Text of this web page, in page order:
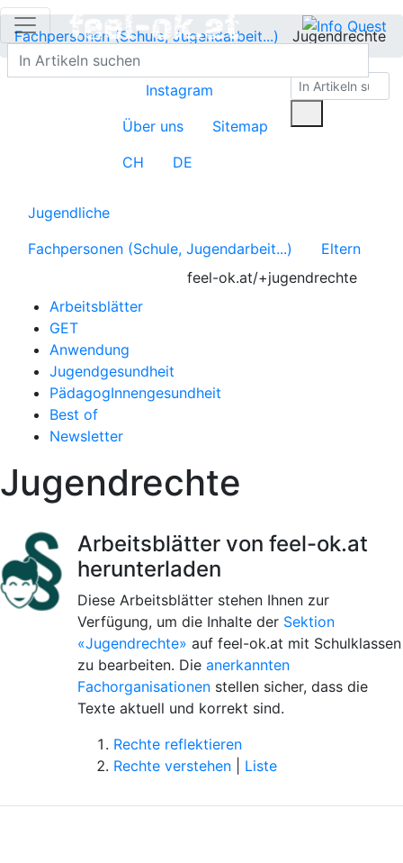
Fachpersonen (Schule, Jugendarbeit...) Jugendrechte
Instagram
Über uns
Sitemap
CH
DE
Jugendliche
Fachpersonen (Schule, Jugendarbeit...)
Eltern
feel-ok.at/+jugendrechte
Arbeitsblätter
GET
Anwendung
Jugendgesundheit
PädagogInnengesundheit
Best of
Newsletter
Jugendrechte
Arbeitsblätter von feel-ok.at
herunterladen
Diese Arbeitsblätter stehen Ihnen zur
Verfügung, um die Inhalte der Sektion
«Jugendrechte» auf feel-ok.at mit Schulklassen
zu bearbeiten. Die anerkannten
Fachorganisationen stellen sicher, dass die
Texte aktuell und korrekt sind.
Rechte reflektieren
Rechte verstehen
Liste